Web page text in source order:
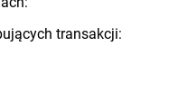
transakcji: